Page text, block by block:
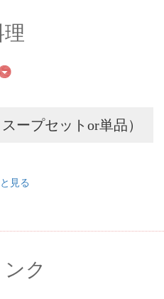
理
ープセットor単品）
見る
ンク